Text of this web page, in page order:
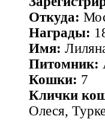
Откуда:
Награды:
Имя:
Питомник:
Кошки: 7
Клички
Олеся,